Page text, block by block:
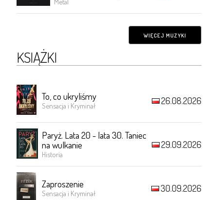
WIĘCEJ MUZYKI
KSIĄŻKI
To, co ukryliśmy
Sensacja i Kryminał 26.08.2026
Paryż. Lata 20 - lata 30. Taniec
na wulkanie
Historia
29.09.2026
Zaproszenie
Sensacja i Kryminał 30.09.2026